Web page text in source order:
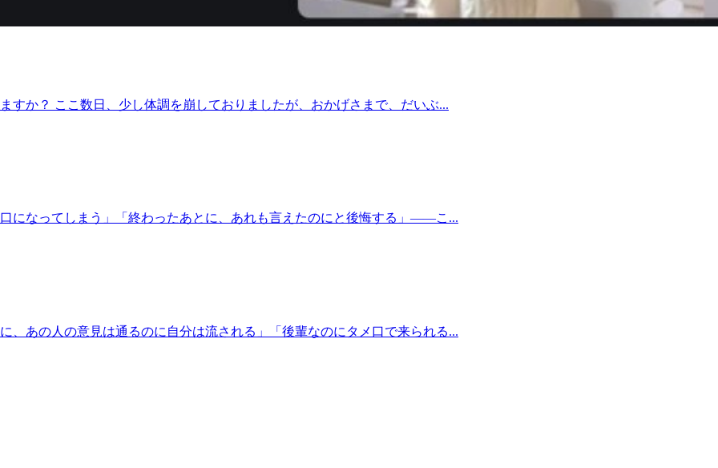
すか？ ここ数日、少し体調を崩しておりましたが、おかげさまで、だいぶ...
になってしまう」「終わったあとに、あれも言えたのにと後悔する」——こ...
、あの人の意見は通るのに自分は流される」「後輩なのにタメ口で来られる...